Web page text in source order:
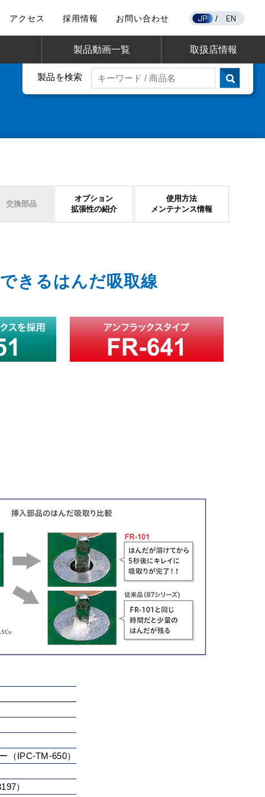
アクセス 採用情報 お問い合わせ JP / EN
製品動画一覧 取扱店情報
製品を検索
交換部品
オプション
拡張性の紹介
使用方法
メンテナンス情報
きるはんだ吸取線
（IPC-TM-650）
）